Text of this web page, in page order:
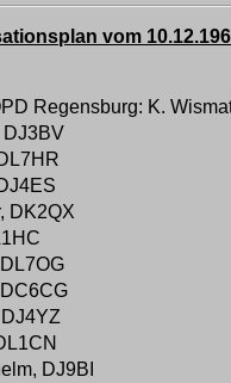
vom
Regensburg: K.
DJ3BV
DK2QX
DJ9BI